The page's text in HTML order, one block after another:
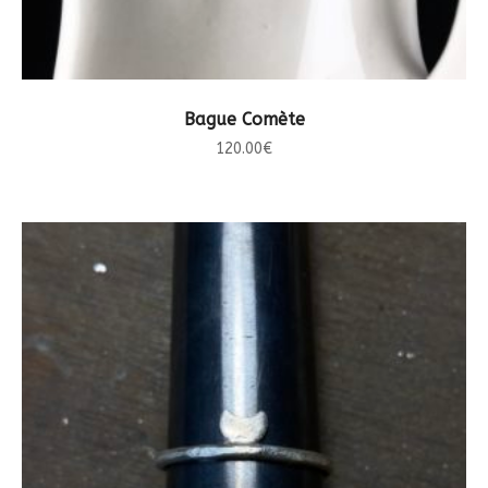
CHOIX DES OPTIONS
Bague Comète
120.00€